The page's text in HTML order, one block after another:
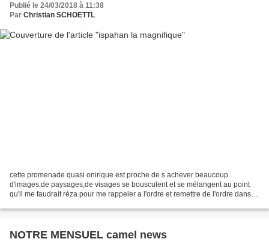
Publié le 24/03/2018 à 11:38
Par Christian SCHOETTL
cette promenade quasi onirique est proche de s achever beaucoup
d'images,de paysages,de visages se bousculent et se mélangent au point
qu'il me faudrait réza pour me rappeler a l'ordre et remettre de l'ordre dans
NOTRE MENSUEL camel news